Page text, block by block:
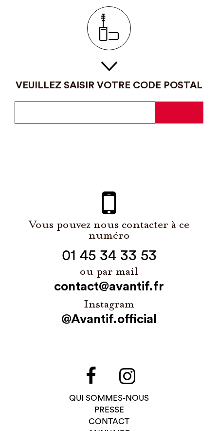
VEUILLEZ SAISIR VOTRE CODE POSTAL
Vous pouvez nous contacter à ce
numéro
01 45 34 33 53
ou par mail
contact@avantif.fr
Instagram
@Avantif.official
QUI SOMMES-NOUS
PRESSE
CONTACT